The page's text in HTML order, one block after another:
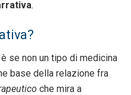
.
se non un tipo di medicina
base della relazione fra
che mira a